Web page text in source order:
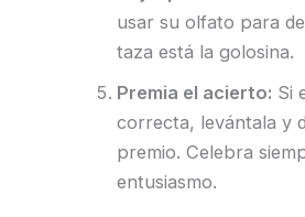
usar su olfato para
taza está la golosina.
Premia el acierto: Si
correcta, levántala y
premio. Celebra
entusiasmo.